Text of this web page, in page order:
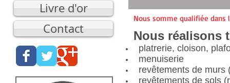
Livre d'or
Contact
Nous réalisons
platrerie, cloison,
menuiserie
revêtements de murs
revêtements de sols
Nous somme qualifiée dans